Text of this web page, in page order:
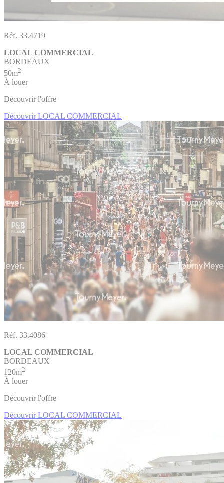
Réf. 33.4719
LOCAL COMMERCIAL
BORDEAUX
50m2
À louer
Découvrir l'offre
Découvrir LOCAL COMMERCIAL
Réf. 33.4086
LOCAL COMMERCIAL
BORDEAUX
120m2
À louer
Découvrir l'offre
Découvrir LOCAL COMMERCIAL